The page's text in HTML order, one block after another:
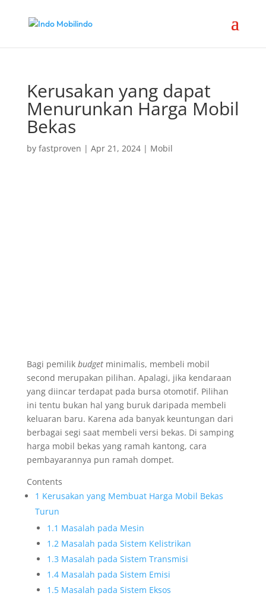
Kerusakan yang dapat
Menurunkan Harga Mobil
Bekas
by fastproven | Apr 21, 2024| Mobil
Bagi pemilik budgetminimalis, membeli mobil
second merupakan pilihan. Apalagi, jika kendaraan
yang diincar terdapat pada bursa otomotif. Pilihan
ini tentu bukan hal yang buruk daripada membeli
keluaran baru. Karena ada banyak keuntungan dari
berbagai segi saat membeli versi bekas. Di samping
harga mobil bekas yang ramah kantong, cara
pembayarannya pun ramah dompet.
Contents
1 Kerusakan yang Membuat Harga Mobil Bekas
Turun
1.1 Masalah pada Mesin
1.2 Masalah pada Sistem Kelistrikan
1.3 Masalah pada Sistem Transmisi
1.4Masalah pada Sistem Emisi
1.5Masalah pada Sistem Eksos